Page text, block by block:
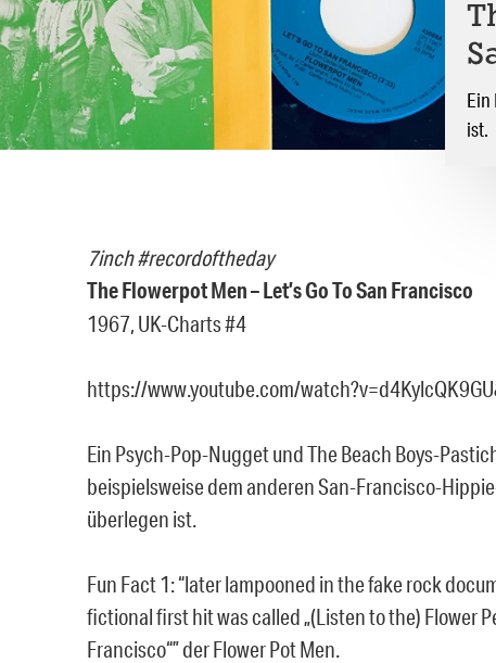
Ein
ist.
7inch #recordoftheday
The Flowerpot Men – Let’s Go To San Francisco
1967, UK-Charts #4
https://www.youtube.com/
Ein Psych-Pop-Nugget und The Beach Boys-
beispielsweise dem anderen San-Francisco-
überlegen ist.
Fun Fact 1: “later lampooned in the fake rock
fictional first hit was called „(Listen to the) Flower
Francisco“” der Flower Pot Men.